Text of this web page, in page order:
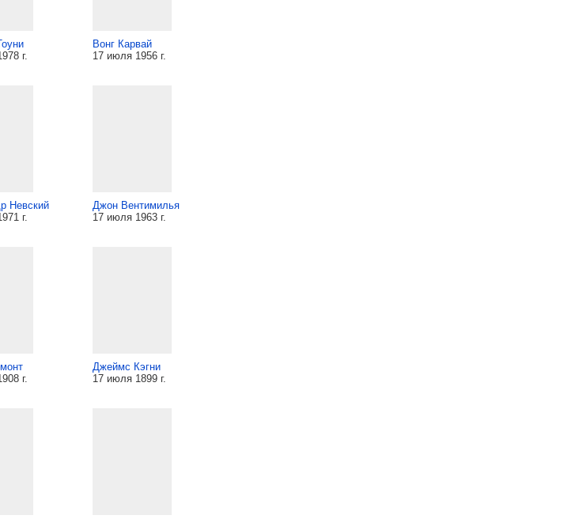
г.
Вонг Карвай
17 июля 1956 г.
Невский
г.
Джон Вентимилья
17 июля 1963 г.
г.
Джеймс Кэгни
17 июля 1899 г.